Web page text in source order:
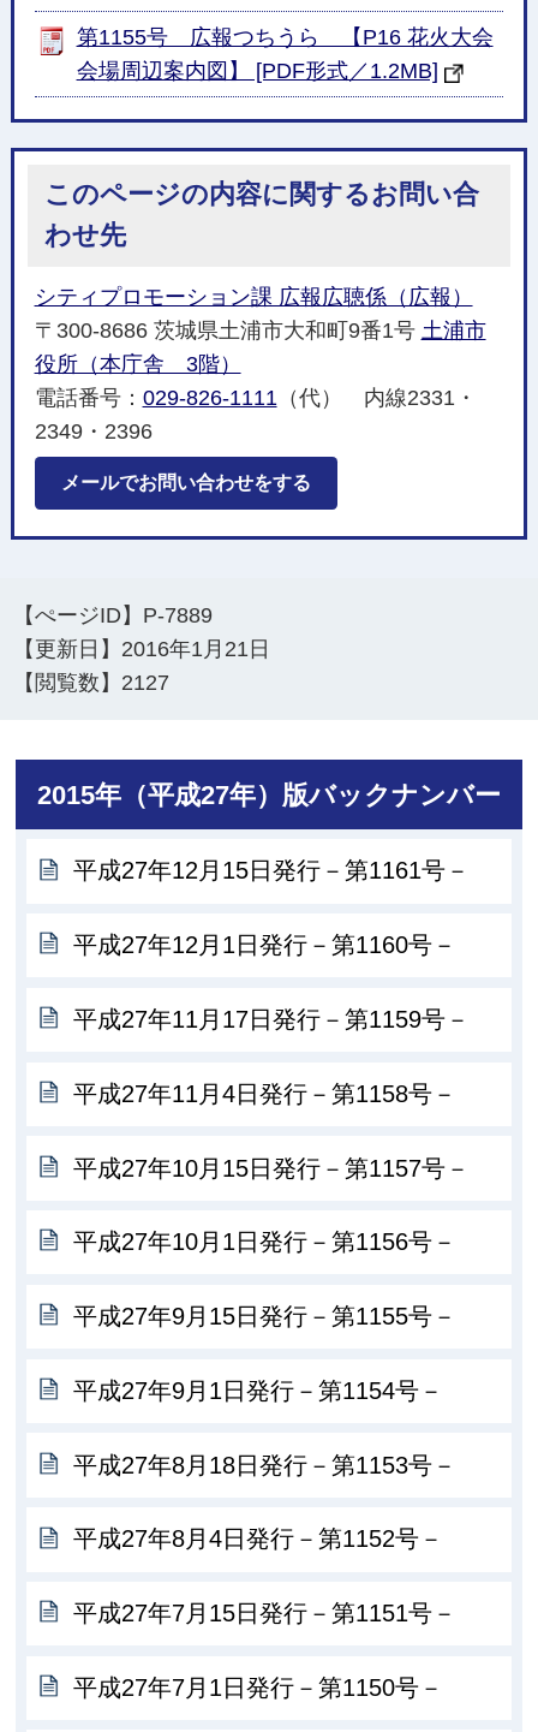
第1155号 広報つちうら 【P16 花火大会
会場周辺案内図】 [PDF形式／1.2MB]
このページの内容に関するお問い合
わせ先
シティプロモーション課 広報広聴係（広報）
〒300-8686 茨城県土浦市大和町9番1号 土浦市
役所（本庁舎 3階）
電話番号： 029-826-1111 （代） 内線2331・
2349・2396
メールでお問い合わせをする
【ぺージID】 P-7889
【更新日】 2016年1月21日
【閲覧数】 2127
2015年（平成27年）版バックナンバー
平成27年12月15日発行－第1161号－
平成27年12月1日発行－第1160号－
平成27年11月17日発行－第1159号－
平成27年11月4日発行－第1158号－
平成27年10月15日発行－第1157号－
平成27年10月1日発行－第1156号－
平成27年9月15日発行－第1155号－
平成27年9月1日発行－第1154号－
平成27年8月18日発行－第1153号－
平成27年8月4日発行－第1152号－
平成27年7月15日発行－第1151号－
平成27年7月1日発行－第1150号－